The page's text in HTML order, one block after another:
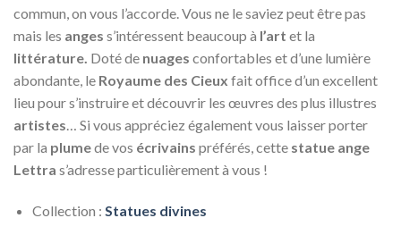
commun, on vous l’accorde. Vous ne le saviez peut être pas
mais les anges s’intéressent beaucoup à l’art et la
littérature. Doté de nuages confortables et d’une lumière
abondante, le Royaume des Cieux fait office d’un excellent
lieu pour s’instruire et découvrir les œuvres des plus illustres
artistes… Si vous appréciez également vous laisser porter
par la plumede vos écrivains préférés, cette statue ange
Lettra s’adresse particulièrement à vous !
Collection : Statues divines